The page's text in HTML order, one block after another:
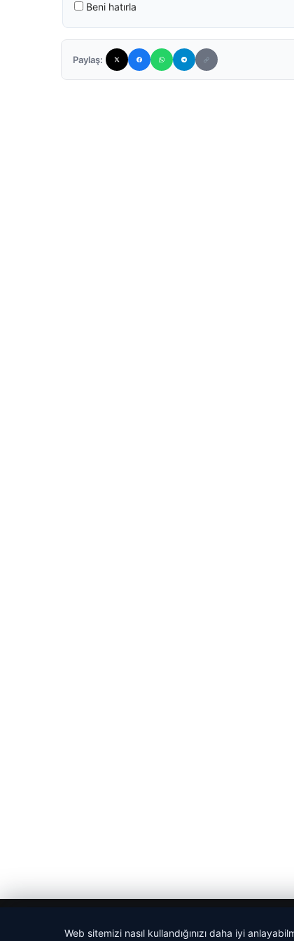
Beni hatırla
Paylaş:
Web sitemizi nasıl kullandığınızı daha iyi